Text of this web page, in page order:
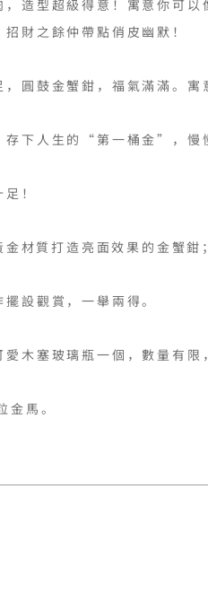
，造型超級得意！寓意你可
財之餘仲帶點俏皮幽默！
，圓鼓金蟹鉗，福氣滿滿。
存下⼈⽣的“第⼀桶⾦”，慢
！
材質打造亮面效果的金蟹
設觀賞，一舉兩得。
愛木塞玻璃瓶一個，數量有限
馬。